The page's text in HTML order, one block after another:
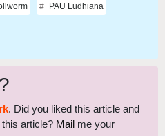
PAU Ludhiana
. Did you liked this article and
article? Mail me your